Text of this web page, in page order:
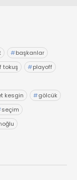
#başkanlar
tokuş #playoff
kesgin #gölcük
seçim